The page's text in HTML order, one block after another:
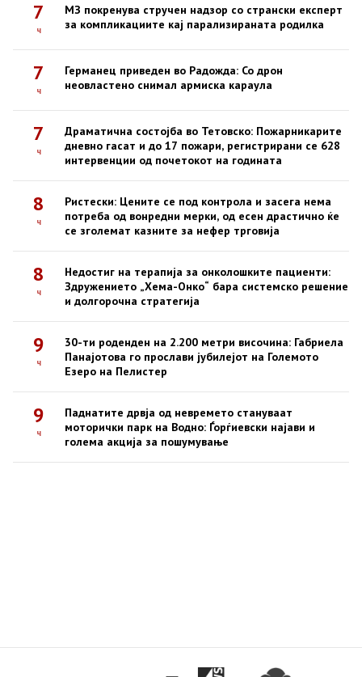
7
ч
МЗ покренува стручен надзор со странски експерт
за компликациите кај парализираната родилка
7
ч
Германец приведен во Радожда: Со дрон
неовластено снимал армиска караула
7
ч
Драматична состојба во Тетовско: Пожарникарите
дневно гасат и до 17 пожари, регистрирани се 628
интервенции од почетокот на годината
8
ч
Ристески: Цените се под контрола и засега нема
потреба од вонредни мерки, од есен драстично ќе
се зголемат казните за нефер трговија
8
ч
Недостиг на терапија за онколошките пациенти:
Здружението „Хема-Онко“ бара системско решение
и долгорочна стратегија
9
ч
30-ти роденден на 2.200 метри височина: Габриела
Панајотова го прослави јубилејот на Големото
Езеро на Пелистер
9
ч
Паднатите дрвја од невремето стануваат
моторички парк на Водно: Ѓорѓиевски најави и
голема акција за пошумување